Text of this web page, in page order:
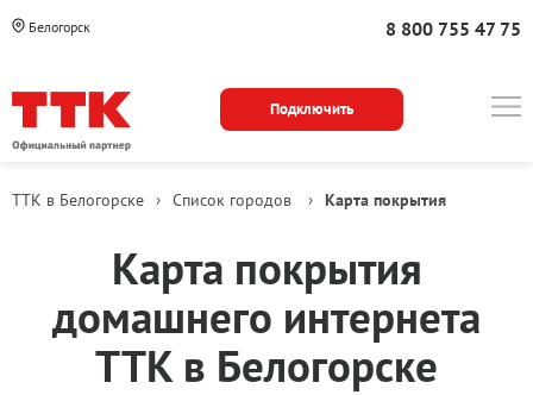
Белогорск 8 800 755 47 75
Подключить
ТТК в Белогорске › Список городов › Карта покрытия
Карта покрытия
домашнего интернета
ТТК в Белогорске